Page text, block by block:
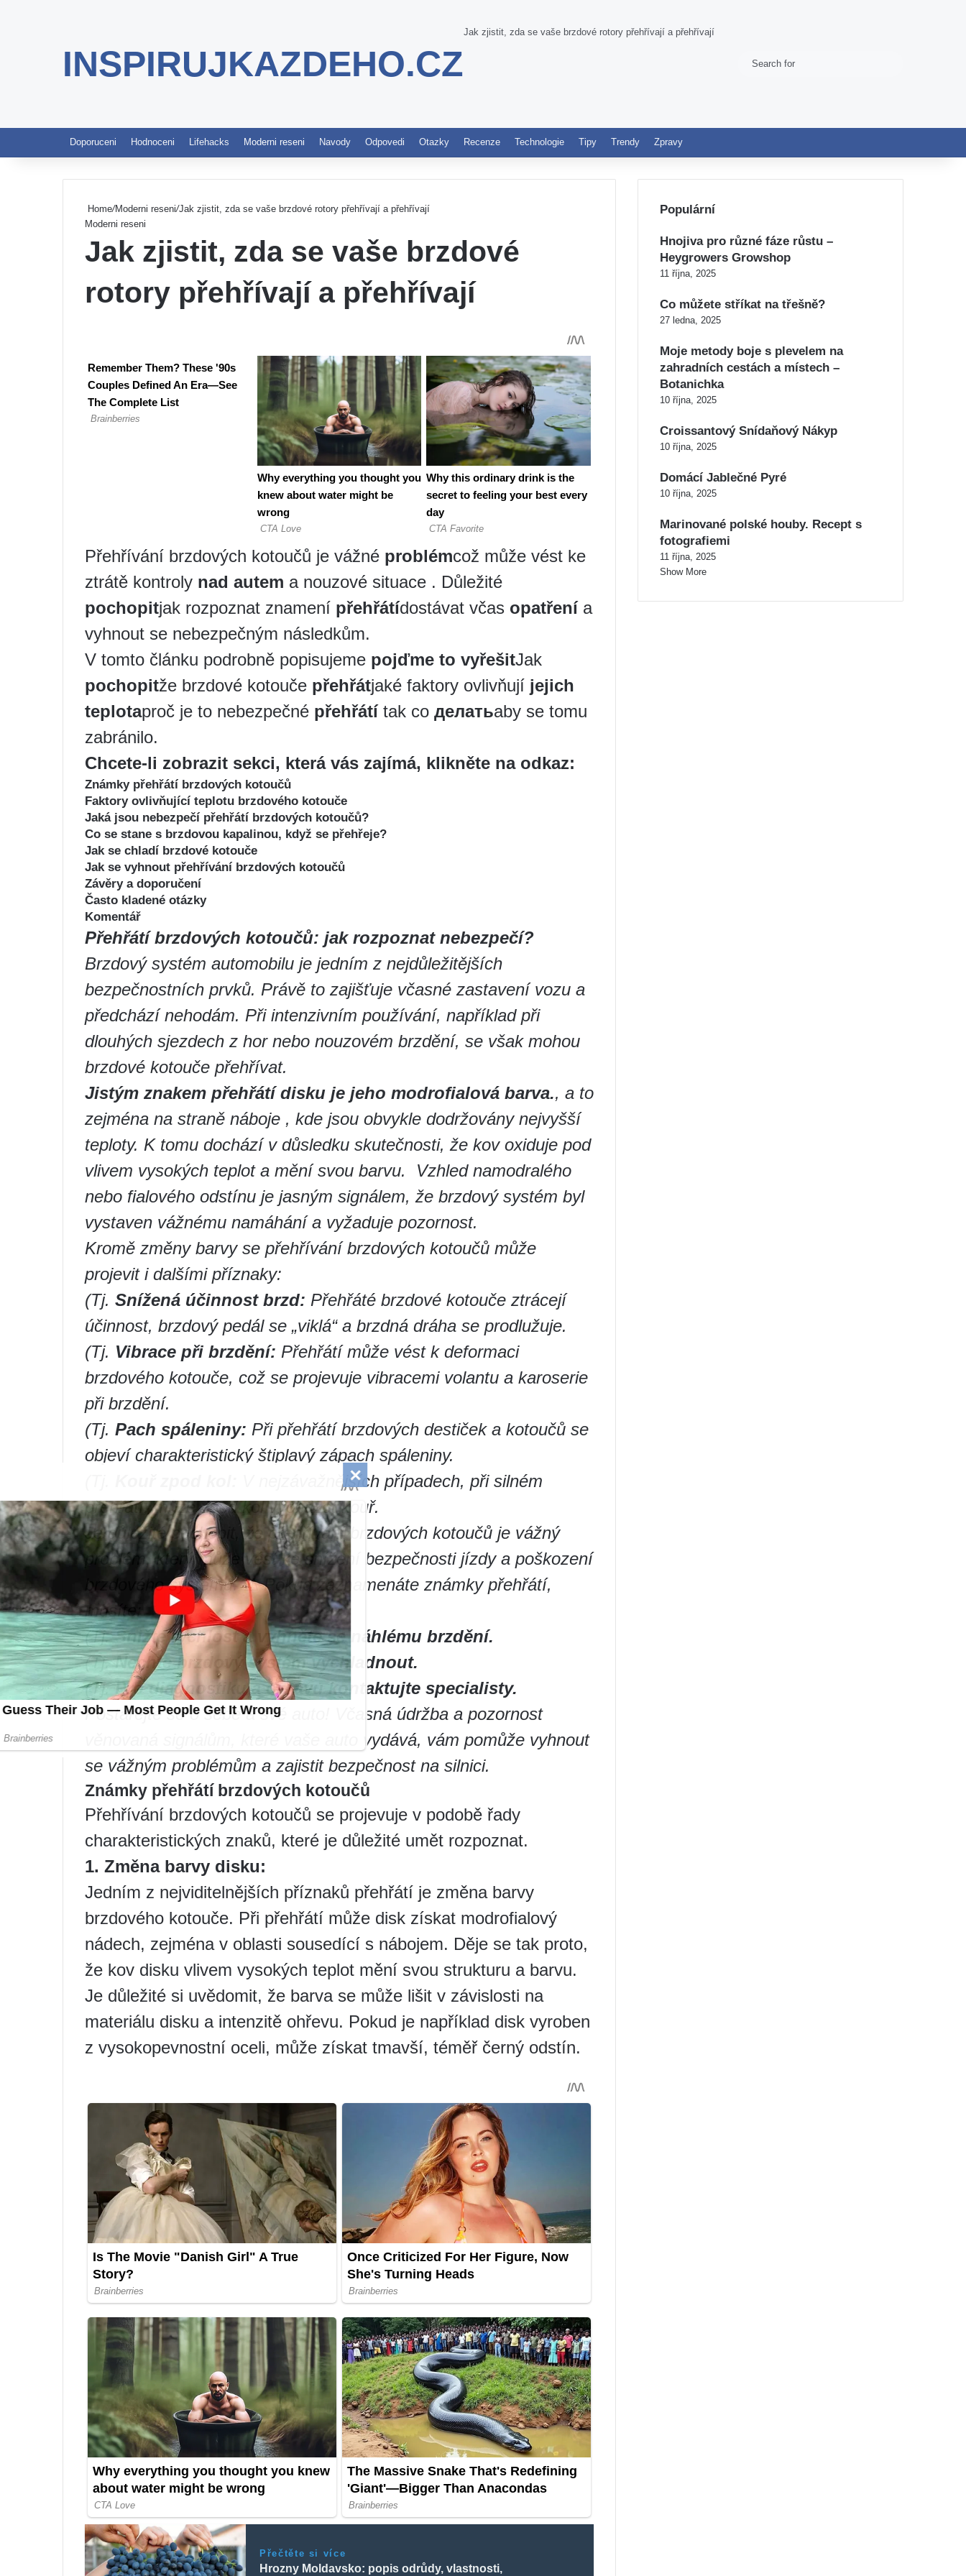
INSPIRUJKAZDEHO.CZ
Jak zjistit, zda se vaše brzdové rotory přehřívají a přehřívají
Switch skin
Doporuceni Hodnoceni Lifehacks Moderni reseni Navody Odpovedi Otazky Recenze Technologie Tipy Trendy Zpravy
Home/Moderni reseni/Jak zjistit, zda se vaše brzdové rotory přehřívají a přehřívají
Moderni reseni
Jak zjistit, zda se vaše brzdové
rotory přehřívají a přehřívají
Přehřívání brzdových kotoučů je vážné problémcož může vést ke
ztrátě kontroly nad autem a nouzové situace . Důležité
pochopitjak rozpoznat znamení přehřátídostávat včas opatřenía
vyhnout se nebezpečným následkům.
V tomto článku podrobně popisujeme pojďme to vyřešitJak
pochopitže brzdové kotouče přehřátjaké faktory ovlivňují jejich
teplotaproč je to nebezpečné přehřátítak co делатьaby se tomu
zabránilo.
Chcete-li zobrazit sekci, která vás zajímá, klikněte na odkaz:
Známky přehřátí brzdových kotoučů
Faktory ovlivňující teplotu brzdového kotouče
Jaká jsou nebezpečí přehřátí brzdových kotoučů?
Co se stane s brzdovou kapalinou, když se přehřeje?
Jak se chladí brzdové kotouče
Jak se vyhnout přehřívání brzdových kotoučů
Závěry a doporučení
Často kladené otázky
Komentář
Přehřátí brzdových kotoučů: jak rozpoznat nebezpečí?
Brzdový systém automobilu je jedním z nejdůležitějších
bezpečnostních prvků. Právě to zajišťuje včasné zastavení vozu a
předchází nehodám. Při intenzivním používání, například při
dlouhých sjezdech z hor nebo nouzovém brzdění, se však mohou
brzdové kotouče přehřívat.
Jistým znakem přehřátí disku je jeho modrofialová barva., a to
zejména na straně náboje , kde jsou obvykle dodržovány nejvyšší
teploty. K tomu dochází v důsledku skutečnosti, že kov oxiduje pod
vlivem vysokých teplot a mění svou barvu. ️ Vzhled namodralého
nebo fialového odstínu je jasným signálem, že brzdový systém byl
vystaven vážnému namáhání a vyžaduje pozornost.
Kromě změny barvy se přehřívání brzdových kotoučů může
projevit i dalšími příznaky:
(Tj. Snížená účinnost brzd: Přehřáté brzdové kotouče ztrácejí
účinnost, brzdový pedál se „viklá“ a brzdná dráha se prodlužuje.
(Tj. Vibrace při brzdění: Přehřátí může vést k deformaci
brzdového kotouče, což se projevuje vibracemi volantu a karoserie
při brzdění.
(Tj. Pach spáleniny: Při přehřátí brzdových destiček a kotoučů se
objeví charakteristický štiplavý zápach spáleniny.
V nejzávažnějších případech, při silném
přehřátí, může zpod kol vycházet kouř.
Je důležité pochopit, že přehřívání brzdových kotoučů je vážný
problém, který může vést ke snížení bezpečnosti jízdy a poškození
brzdového systému. ⚠️ Pokud zaznamenáte známky přehřátí,
musíte:
(Tj.Snižte rychlost a vyhněte se náhlému brzdění.
(Tj.Nechte brzdový systém vychladnout.
(Tj.Pro diagnostiku a opravu kontaktujte specialisty.
Postarejte se o sebe a své auto! Včasná údržba a pozornost
věnovaná signálům, které vaše auto vydává, vám pomůže vyhnout
se vážným problémům a zajistit bezpečnost na silnici.
Známky přehřátí brzdových kotoučů
Přehřívání brzdových kotoučů se projevuje v podobě řady
charakteristických znaků, které je důležité umět rozpoznat.
1. Změna barvy disku:
Jedním z nejviditelnějších příznaků přehřátí je změna barvy
brzdového kotouče. Při přehřátí může disk získat modrofialový
nádech, zejména v oblasti sousedící s nábojem. Děje se tak proto,
že kov disku vlivem vysokých teplot mění svou strukturu a barvu.
Je důležité si uvědomit, že barva se může lišit v závislosti na
materiálu disku a intenzitě ohřevu. Pokud je například disk vyroben
z vysokopevnostní oceli, může získat tmavší, téměř černý odstín.
Přečtěte si více
Hrozny Moldavsko: popis odrůdy, vlastnosti,
Populární
Hnojiva pro různé fáze růstu –
Heygrowers Growshop
11 října, 2025
Co můžete stříkat na třešně?
27 ledna, 2025
Moje metody boje s plevelem na
zahradních cestách a místech –
Botanichka
10 října, 2025
Croissantový Snídaňový Nákyp
10 října, 2025
Domácí Jablečné Pyré
10 října, 2025
Marinované polské houby. Recept s
fotografiemi
11 října, 2025
Show More